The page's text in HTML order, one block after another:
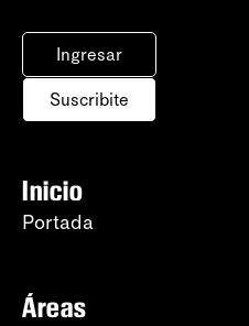
Ingresar
Suscribite
Inicio
Portada
Áreas